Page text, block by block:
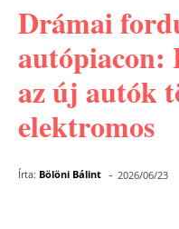
Drámai
autópiacon:
az új autók
elektromos
Írta: Bölöni Bálint - 2026/06/23